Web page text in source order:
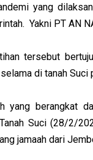
yang
Yakni PT AN
tersebut
di tanah Suci
yang berangkat
Suci (28/2/
jamaah dari